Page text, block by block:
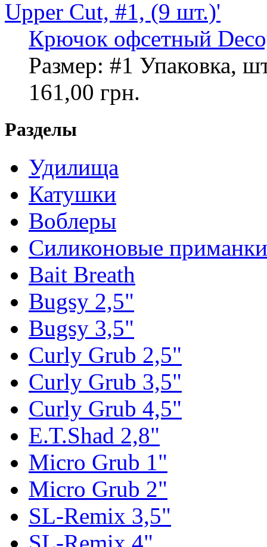
Крючок офсетный
Размер: #1 Упаковка,
161,00 грн.
Разделы
Удилища
Катушки
Воблеры
Силиконовые приманки
Bait Breath
Bugsy 2,5"
Bugsy 3,5"
Curly Grub 2,5"
Curly Grub 3,5"
Curly Grub 4,5"
E.T.Shad 2,8"
Micro Grub 1"
Micro Grub 2"
SL-Remix 3,5"